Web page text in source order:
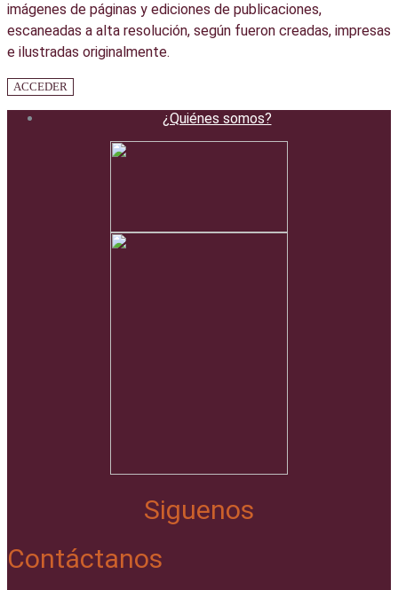
imágenes de páginas y ediciones de publicaciones,
escaneadas a alta resolución, según fueron creadas, impresas
e ilustradas originalmente.
ACCEDER
¿Quiénes somos?
Siguenos
Contáctanos